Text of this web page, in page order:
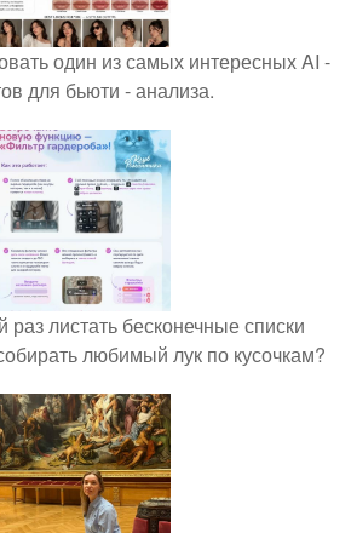
один из самых интересных AI -
для бьюти - анализа.
листать бесконечные списки
любимый лук по кусочкам?